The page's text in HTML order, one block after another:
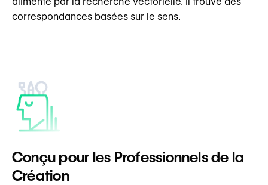
correspondances basées sur le sens.
Conçu pour les Professionnels de la
Création